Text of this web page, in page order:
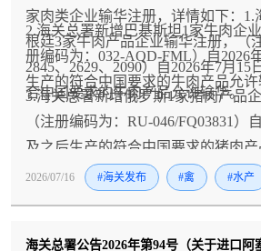
家肉类企业输华注册，详情如下：1.
根廷3家牛肉产品企业输华注册，（
2845、2629、2090）自2026年7月15
合中国要求的牛肉产品允许输华。
2.海关总署新增巴基斯坦1家牛肉企
册编码为：032-AQD-FML）自2026
生产的符合中国要求的牛肉产品允许
3.海关总署新增俄罗斯1家猪肉产品
（注册编码为：RU-046/FQ03831）
及之后生产的符合中国要求的猪肉产
2026/07/16 #海关发布 #禽 #水产